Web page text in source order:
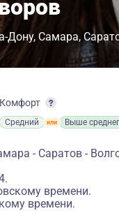
Дону Самара
Комфорт
Средний Выше
- Саратов -
времени.
времени.